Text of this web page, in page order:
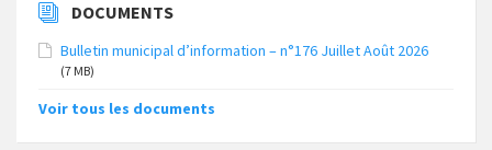
DOCUMENTS
Bulletin municipal d’information – n°176 Juillet Août 2026
(7 MB)
Voir tous les documents